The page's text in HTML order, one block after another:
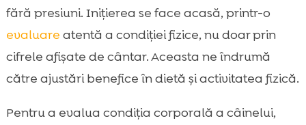
fără presiuni. Inițierea se face acasă, printr-o
evaluare atentă a condiției fizice, nu doar prin
cifrele afișate de cântar. Aceasta ne îndrumă
către ajustări benefice în dietă și activitatea fizică.
Pentru a evalua condiția corporală a câinelui,